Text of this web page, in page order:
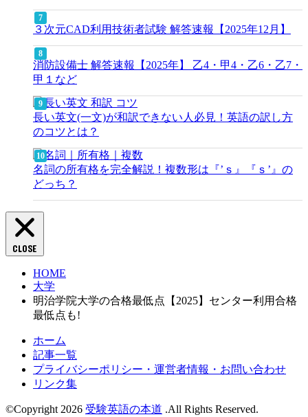
３次元CAD利用技術者試験 解答速報【2025年12月】
消防設備士 解答速報【2025年】 乙4・甲4・乙6・乙7・
甲１など
長い英文(一文)が和訳できない人必見！英語の訳し方
のコツとは？
名詞の所有格を完全解説！複数形は『’ｓ』『ｓ’』の
どっち？
CLOSE
HOME
大学
明治学院大学の合格最低点【2025】センター利用合格
最低点も!
ホーム
記事一覧
プライバシーポリシー・運営者情報・お問い合わせ
リンク集
©Copyright 2026 受験英語の本道 .All Rights Reserved.